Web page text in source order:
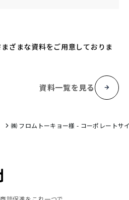
ざまな資料をご用意しておりま
資料一覧を見る
㈱ フロムトーキョー様 - コーポレートサ